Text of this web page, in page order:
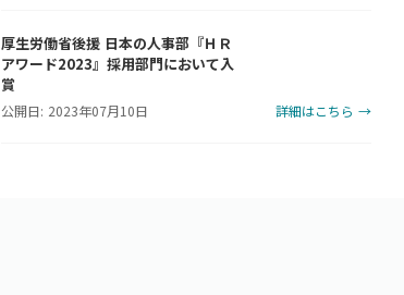
厚生労働省後援 日本の人事部『ＨＲ
アワード2023』採用部門において入
賞
公開日: 2023年07月10日 詳細はこちら →